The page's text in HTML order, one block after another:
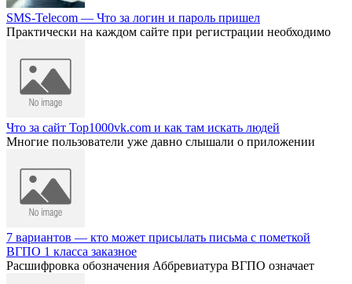
SMS-Telecom — Что за логин и пароль пришел
Практически на каждом сайте при регистрации необходимо
Что за сайт Top1000vk.com и как там искать людей
Многие пользователи уже давно слышали о приложении
7 вариантов — кто может присылать письма с пометкой
ВГПО 1 класса заказное
Расшифровка обозначения Аббревиатура ВГПО означает